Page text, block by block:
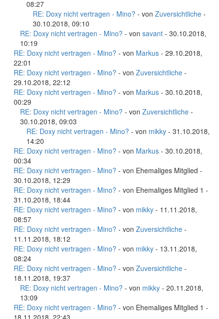
08:27
RE: Doxy nicht vertragen - Mino? - von Zuversichtliche -
30.10.2018, 09:10
RE: Doxy nicht vertragen - Mino? - von savant - 30.10.2018,
10:19
RE: Doxy nicht vertragen - Mino? - von Markus - 29.10.2018,
22:01
RE: Doxy nicht vertragen - Mino? - von Zuversichtliche -
29.10.2018, 22:12
RE: Doxy nicht vertragen - Mino? - von Markus - 30.10.2018,
00:29
RE: Doxy nicht vertragen - Mino? - von Zuversichtliche -
30.10.2018, 09:03
RE: Doxy nicht vertragen - Mino? - von mikky - 31.10.2018,
14:20
RE: Doxy nicht vertragen - Mino? - von Markus - 30.10.2018,
00:34
RE: Doxy nicht vertragen - Mino? - von Ehemaliges Mitglied -
30.10.2018, 12:29
RE: Doxy nicht vertragen - Mino? - von Ehemaliges Mitglied 1 -
31.10.2018, 18:44
RE: Doxy nicht vertragen - Mino? - von mikky - 11.11.2018,
08:57
RE: Doxy nicht vertragen - Mino? - von Zuversichtliche -
11.11.2018, 18:12
RE: Doxy nicht vertragen - Mino? - von mikky - 13.11.2018,
08:24
RE: Doxy nicht vertragen - Mino? - von Zuversichtliche -
18.11.2018, 19:37
RE: Doxy nicht vertragen - Mino? - von mikky - 20.11.2018,
13:09
RE: Doxy nicht vertragen - Mino? - von Ehemaliges Mitglied 1 -